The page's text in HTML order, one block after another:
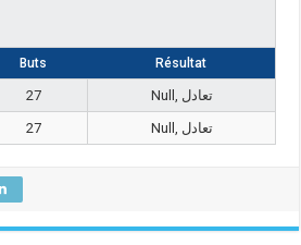
Buts Résultat
27
Null, تعادل
27 Null, تعادل